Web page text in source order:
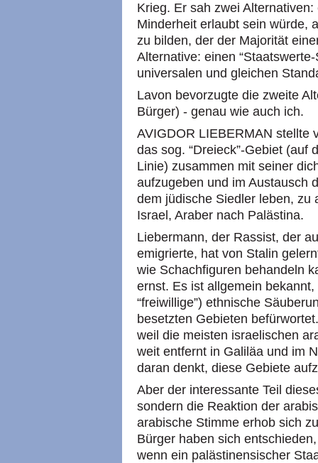
Krieg. Er sah zwei
Minderheit erlaubt sein würde,
zu bilden, der der Majorität
Alternative: einen
universalen und gleichen
Lavon bevorzugte die zweite
Bürger) - genau wie auch ich.
AVIGDOR LIEBERMAN stellte
das sog. “Dreieck”-Gebiet (auf
Linie) zusammen mit seiner
aufzugeben und im Austausch
dem jüdische Siedler leben, zu
Israel, Araber nach Palästina.
Liebermann, der Rassist, der
emigrierte, hat von Stalin
wie Schachfiguren behandeln
ernst. Es ist allgemein
“freiwillige”) ethnische
besetzten Gebieten
weil die meisten israelischen
weit entfernt in Galiläa und im
daran denkt, diese Gebiete
Aber der interessante Teil
sondern die Reaktion der
arabische Stimme erhob sich
Bürger haben sich
wenn ein palästinensischer